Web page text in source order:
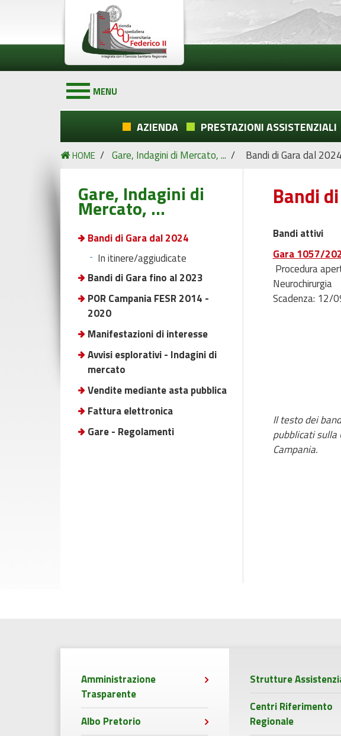
MENU
AZIENDA PRESTAZIONI ASSISTENZIALI
HOME / Gare, Indagini di Mercato, ... / Bandi di Gara dal 2024
Gare, Indagini di
Mercato, ...
Bandi di Gara dal 2024
In itinere/aggiudicate
Bandi di Gara fino al 2023
POR Campania FESR 2014 -
2020
Manifestazioni di interesse
Avvisi esplorativi - Indagini di
mercato
Vendite mediante asta pubblica
Fattura elettronica
Gare - Regolamenti
Bandi
Bandi attivi
Gara 1057/
Procedura
Neurochirurgia
Scadenza: 12/
Il testo dei
pubblicati sulla
Campania.
Amministrazione
Trasparente
Albo Pretorio
Strutture
Centri Riferimento
Regionale